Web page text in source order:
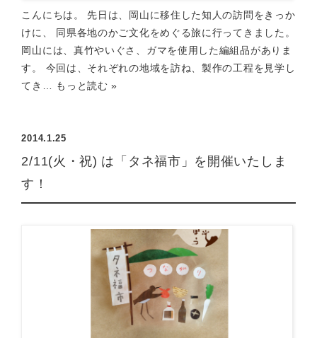
こんにちは。 先日は、岡山に移住した知人の訪問をきっか
けに、 同県各地のかご文化をめぐる旅に行ってきました。
岡山には、真竹やいぐさ、ガマを使用した編組品がありま
す。 今回は、それぞれの地域を訪ね、製作の工程を見学し
てき…
もっと読む »
2014.1.25
2/11(火・祝) は「タネ福市」を開催いたしま
す！